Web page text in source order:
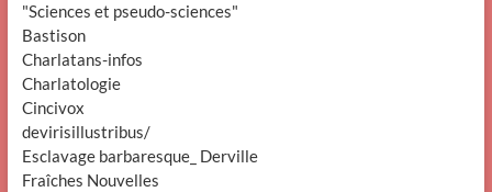
"Sciences et pseudo-sciences"
Bastison
Charlatans-infos
Charlatologie
Cincivox
devirisillustribus/
Esclavage barbaresque_ Derville
Fraîches Nouvelles